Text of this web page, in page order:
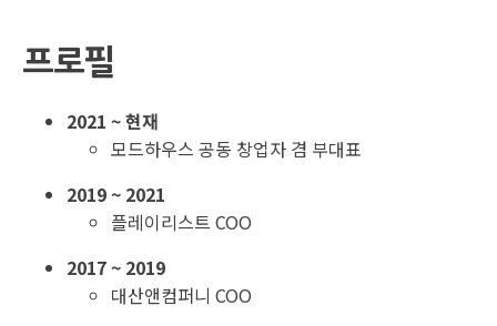
프로필
2021 ~ 현재
모드하우스 공동 창업자 겸 부대표
2019 ~ 2021
플레이리스트 COO
2017 ~ 2019
대산앤컴퍼니 COO